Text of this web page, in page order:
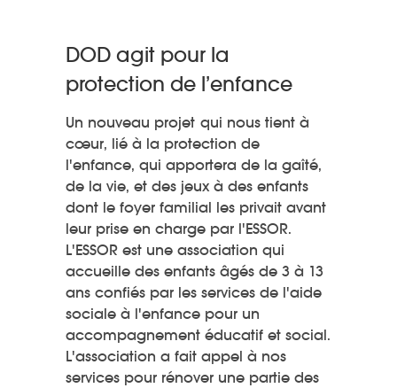
DOD agit pour la
protection de l’enfance
Un nouveau projet qui nous tient à
cœur, lié à la protection de
l'enfance, qui apportera de la gaîté,
de la vie, et des jeux à des enfants
dont le foyer familial les privait avant
leur prise en charge par l'ESSOR.
L'ESSOR est une association qui
accueille des enfants âgés de 3 à 13
ans confiés par les services de l'aide
sociale à l'enfance pour un
accompagnement éducatif et social.
L'association a fait appel à nos
services pour rénover une partie des